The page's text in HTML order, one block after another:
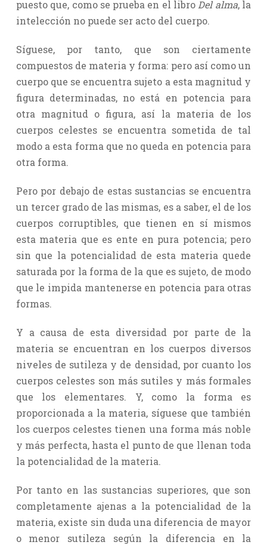
puesto que, como se prueba en el libro Del alma, la
intelección no puede ser acto del cuerpo.
Síguese, por tanto, que son ciertamente
compuestos de materia y forma: pero así como un
cuerpo que se encuentra sujeto a esta magnitud y
figura determinadas, no está en potencia para
otra magnitud o figura, así la materia de los
cuerpos celestes se encuentra sometida de tal
modo a esta forma que no queda en potencia para
otra forma.
Pero por debajo de estas sustancias se encuentra
un tercer grado de las mismas, es a saber, el de los
cuerpos corruptibles, que tienen en sí mismos
esta materia que es ente en pura potencia; pero
sin que la potencialidad de esta materia quede
saturada por la forma de la que es sujeto, de modo
que le impida mantenerse en potencia para otras
formas.
Y a causa de esta diversidad por parte de la
materia se encuentran en los cuerpos diversos
niveles de sutileza y de densidad, por cuanto los
cuerpos celestes son más sutiles y más formales
que los elementares. Y, como la forma es
proporcionada a la materia, síguese que también
los cuerpos celestes tienen una forma más noble
y más perfecta, hasta el punto de que llenan toda
la potencialidad de la materia.
Por tanto en las sustancias superiores, que son
completamente ajenas a la potencialidad de la
materia, existe sin duda una diferencia de mayor
o menor sutileza según la diferencia en la